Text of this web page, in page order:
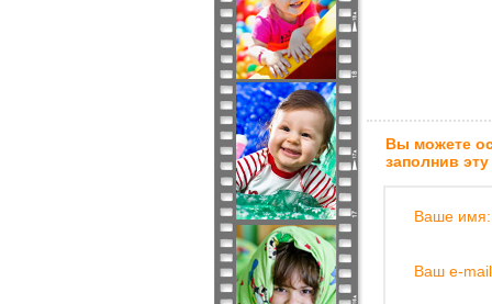
Вы можете
заполнив
Ваше имя:
Ваш e-